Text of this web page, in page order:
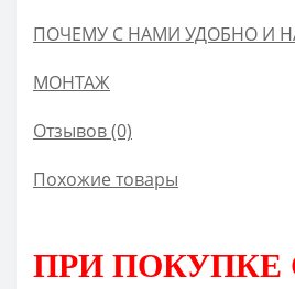
ПОЧЕМУ С НАМИ УДОБНО И
МОНТАЖ
Отзывов (0)
Похожие товары
ПРИ ПОКУПКЕ